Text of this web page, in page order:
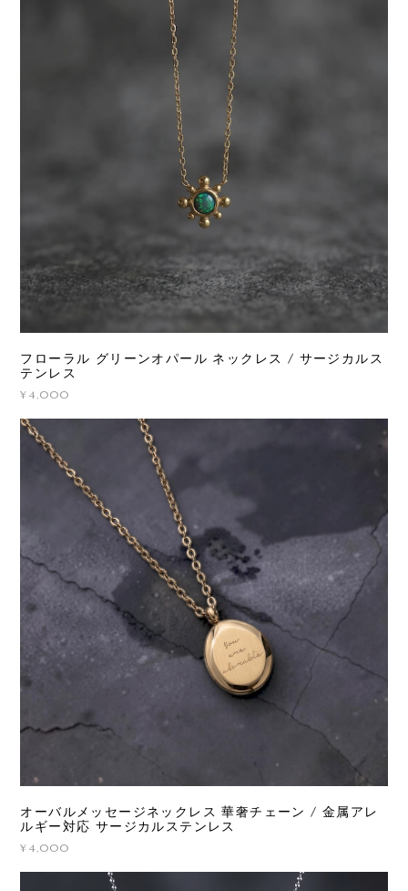
フローラル グリーンオパール ネックレス / サージカルス
テンレス
¥4,000
オーバルメッセージネックレス 華奢チェーン / 金属アレ
ルギー対応 サージカルステンレス
¥4,000